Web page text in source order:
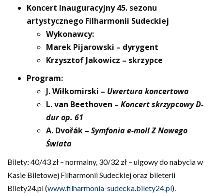
Koncert Inauguracyjny 45. sezonu
artystycznego Filharmonii Sudeckiej
Wykonawcy:
Marek Pijarowski – dyrygent
Krzysztof Jakowicz – skrzypce
Program:
J. Wiłkomirski – Uwertura koncertowa
L. van Beethoven – Koncert skrzypcowy D-
dur op. 61
A. Dvořák – Symfonia e-moll Z Nowego
Świata
Bilety: 40/43 zł – normalny, 30/32 zł – ulgowy do nabycia w
Kasie Biletowej Filharmonii Sudeckiej oraz bileterii
Bilety24.pl (www.filharmonia-sudecka.bilety24.pl).